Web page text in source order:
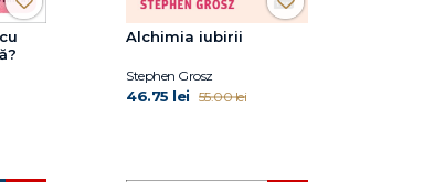
Alchimia iubirii
Stephen Grosz
46.75 lei 55.00 lei